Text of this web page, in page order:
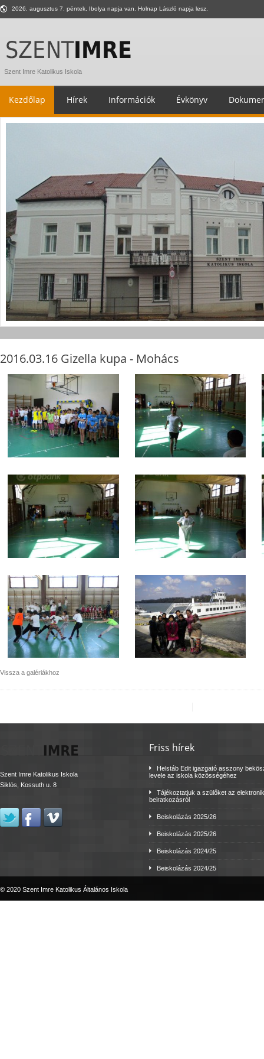
2026. augusztus 7. péntek, Ibolya napja van. Holnap László napja lesz.
Szent Imre Katolikus Iskola
Kezdőlap Hírek Információk Évkönyv
2016.03.16 Gizella kupa - Mohács
Vissza a galériákhoz
Szent Imre Katolikus Iskola
Siklós, Kossuth u. 8
Friss hírek
Helstáb Edit igazgató asszony
levele az iskola közösségéhez
Tájékoztatjuk a szülőket az
beiratkozásról
Beiskolázás 2025/26
Beiskolázás 2025/26
Beiskolázás 2024/25
Beiskolázás 2024/25
© 2020 Szent Imre Katolikus Általános Iskola